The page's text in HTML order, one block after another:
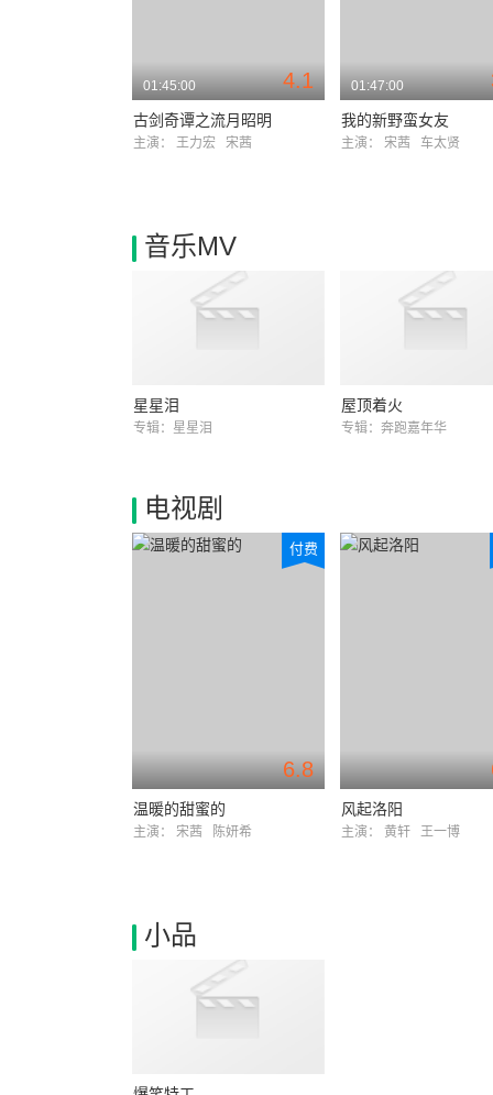
4.1
01:45:00
古剑奇谭之流月昭明
主演： 王力宏 宋茜
01:47:00
我的新野蛮女友
主演： 宋茜 车太贤
音乐MV
星星泪
专辑：星星泪
屋顶着火
专辑：奔跑嘉年华
电视剧
6.8
付费
温暖的甜蜜的
主演： 宋茜 陈妍希
风起洛阳
主演： 黄轩 王一博
小品